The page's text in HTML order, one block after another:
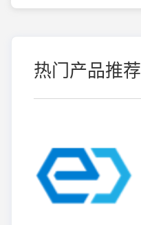
热门产品推荐